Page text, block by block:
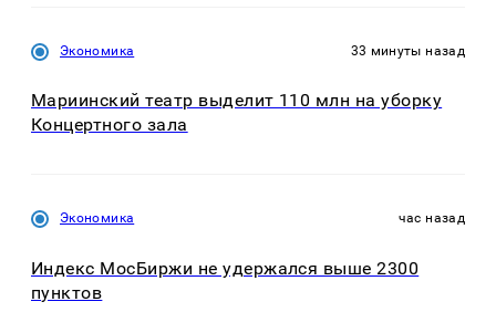
Экономика 33 минуты назад
Мариинский театр выделит 110 млн на уборку
Концертного зала
Экономика час назад
Индекс МосБиржи не удержался выше 2300
пунктов